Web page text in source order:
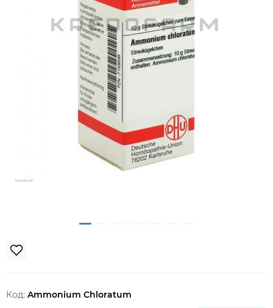
Код: Ammonium Chloratum